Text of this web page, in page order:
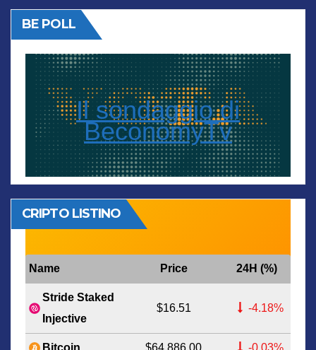
BE POLL
Il sondaggio di
BeconomyTv
CRIPTO LISTINO
Name Price 24H (%)
Stride Staked
Injective
$16.51 -4.18%
$64,886.00 -0.03%